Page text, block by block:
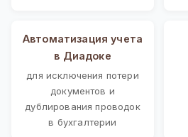
Автоматизация учета
в Диадоке
для исключения потери
документов и
дублирования проводок
в бухгалтерии